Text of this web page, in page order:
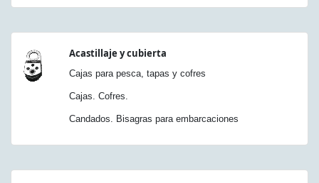
Acastillaje y cubierta
Cajas para pesca, tapas y cofres
Cajas. Cofres.
Candados. Bisagras para embarcaciones